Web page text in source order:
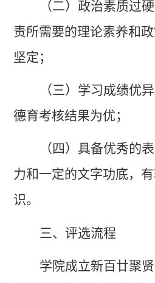
（二）政治素质过
责所需要的理论素养和
坚定；
（三）学习成绩优
德育考核结果为优；
（四）具备优秀的
力和一定的文字功底，
识。
三、评选流程
学院成立新百廿聚